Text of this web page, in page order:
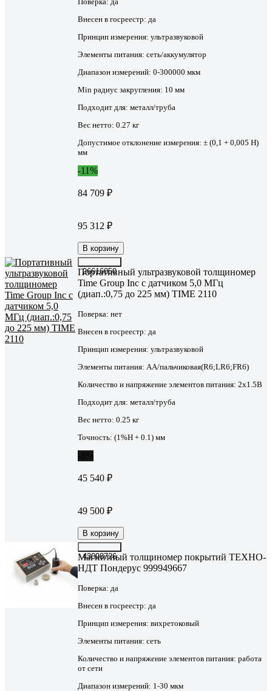
Внесен в госреестр: да
Принцип измерения: ультразвуковой
Элементы питания: сеть/аккумулятор
Диапазон измерений: 0-300000 мкм
Min радиус закругления: 10 мм
Подходит для: металл/труба
Вес нетто: 0.27 кг
Допустимое отклонение измерения: ± (0,1 + 0,005 Н)
мм
-11%
84 709 ₽
95 312 ₽
В корзину
26616050
Портативный ультразвуковой толщиномер
Time Group Inc с датчиком 5,0 МГц
(диап.:0,75 до 225 мм) TIME 2110
Поверка: нет
Внесен в госреестр: да
Принцип измерения: ультразвуковой
Элементы питания: AA/пальчиковая(R6;LR6;FR6)
Количество и напряжение элементов питания: 2х1.5B
Подходит для: металл/труба
Вес нетто: 0.25 кг
Точность: (1%Н + 0.1) мм
45 540 ₽
49 500 ₽
В корзину
43098726
Магнитный толщиномер покрытий ТЕХНО-
НДТ Пондерус 999949667
Поверка: да
Внесен в госреестр: да
Принцип измерения: вихретоковый
Элементы питания: сеть
Количество и напряжение элементов питания: работа
от сети
Диапазон измерений: 1-30 мкм